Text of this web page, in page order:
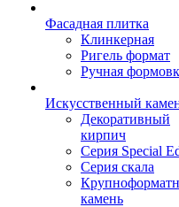
Фасадная плитка
Клинкерная
Ригель формат
Ручная
Искусственный
Декоративный
кирпич
Серия Special
Серия скала
камень